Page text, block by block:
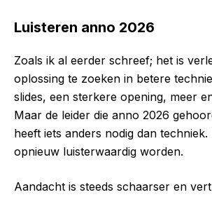
Luisteren anno 2026
Zoals ik al eerder schreef; het is
oplossing te zoeken in betere
slides, een sterkere opening, meer
Maar de leider die anno 2026
heeft iets anders nodig dan techniek.
opnieuw luisterwaardig worden.
Aandacht is steeds schaarser en